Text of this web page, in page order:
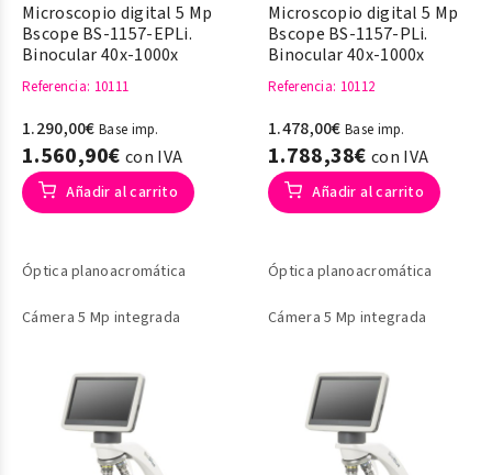
Microscopio digital 5 Mp
Bscope BS-1157-EPLi.
Binocular 40x-1000x
Referencia: 10111
1.290,00€ Base imp.
1.560,90€ con IVA
Añadir al carrito
Óptica planoacromática
Cámera 5 Mp integrada
Microscopio digital 5 Mp
Bscope BS-1157-PLi.
Binocular 40x-1000x
Referencia: 10112
1.478,00€ Base imp.
1.788,38€ con IVA
Añadir al carrito
Óptica planoacromática
Cámera 5 Mp integrada